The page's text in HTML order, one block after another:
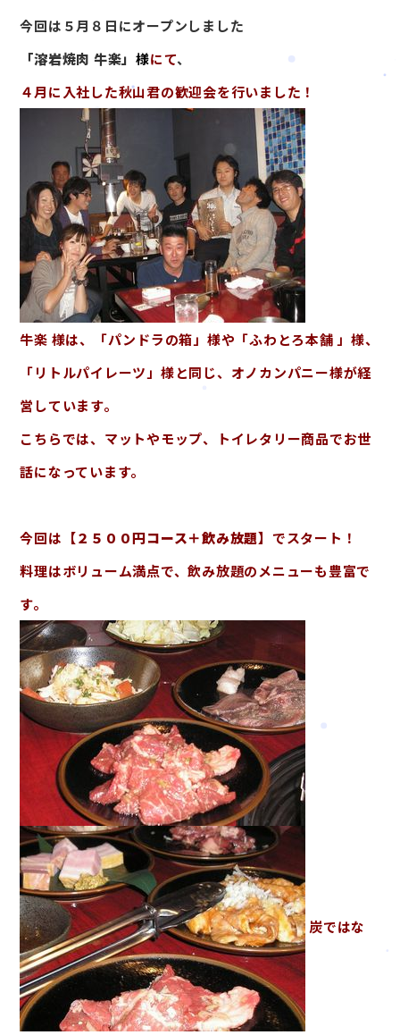
採用情報
ブログ
お問い合わせ
今回は５月８日にオープンしました
「溶岩焼肉 牛楽」様にて、
４月に入社した秋山君の歓迎会を行いました！
牛楽 様は、「パンドラの箱」様や「ふわとろ本舗 」様、
「リトルパイレーツ」様と同じ、オノカンパニー様が経
営しています。
こちらでは、マットやモップ、トイレタリー商品でお世
話になっています。
今回は 【２５００円コース＋飲み放題】 でスタート！
料理はボリューム満点で、飲み放題のメニューも豊富で
す。
炭ではな